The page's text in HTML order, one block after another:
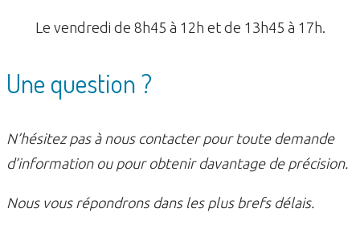
Le vendredi de 8h45 à 12h et de 13h45 à 17h.
Une question ?
N’hésitez pas à nous contacter pour toute demande
d’information ou pour obtenir davantage de précision.
Nous vous répondrons dans les plus brefs délais.